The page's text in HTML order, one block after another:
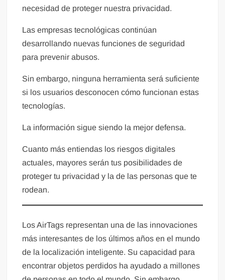
necesidad de proteger nuestra privacidad.
Las empresas tecnológicas continúan
desarrollando nuevas funciones de seguridad
para prevenir abusos.
Sin embargo, ninguna herramienta será suficiente
si los usuarios desconocen cómo funcionan estas
tecnologías.
La información sigue siendo la mejor defensa.
Cuanto más entiendas los riesgos digitales
actuales, mayores serán tus posibilidades de
proteger tu privacidad y la de las personas que te
rodean.
Los AirTags representan una de las innovaciones
más interesantes de los últimos años en el mundo
de la localización inteligente. Su capacidad para
encontrar objetos perdidos ha ayudado a millones